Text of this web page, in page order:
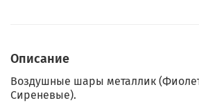
Описание
Воздушные шары металлик
Сиреневые).